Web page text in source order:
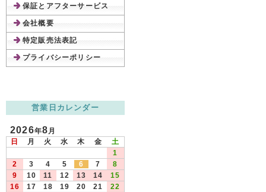
保証とアフターサービス
会社概要
特定販売法表記
プライバシーポリシー
営業日カレンダー
2026年8月
日
月 火 水 木 金
土
1
2
3 4 5 6 7
8
9
10 11 12 13 14
15
16
17 18 19 20 21
22